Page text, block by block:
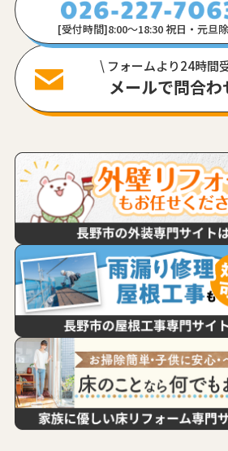
[受付時間]8:00〜18:30 祝日・元旦
\ フォームより24時間
メールで問合わ